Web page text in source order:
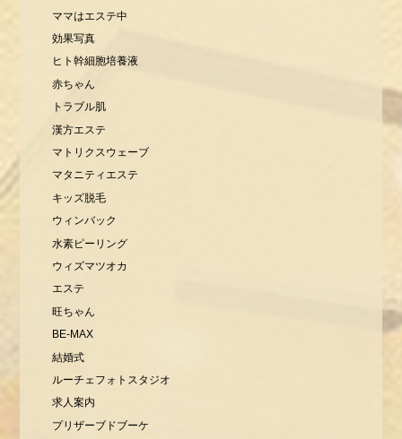
ママはエステ中
効果写真
ヒト幹細胞培養液
赤ちゃん
トラブル肌
漢方エステ
マトリクスウェーブ
マタニティエステ
キッズ脱毛
ウィンバック
水素ピーリング
ウィズマツオカ
エステ
旺ちゃん
BE-MAX
結婚式
ルーチェフォトスタジオ
求人案内
プリザーブドブーケ